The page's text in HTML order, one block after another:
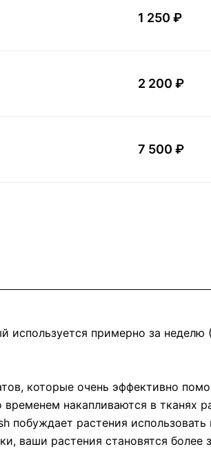
1 250 ₽
2 200 ₽
7 500 ₽
примерно за неделю
которые очень эффективно
накапливаются в тканях
растения
ваши растения становятся